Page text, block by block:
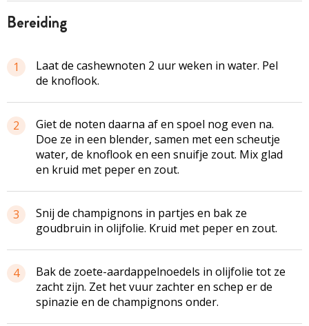
bereiding
1
Laat de cashewnoten 2 uur weken in water. Pel
de knoflook.
2
Giet de noten daarna af en spoel nog even na.
Doe ze in een blender, samen met een scheutje
water, de knoflook en een snuifje zout. Mix glad
en kruid met peper en zout.
3
Snij de champignons in partjes en bak ze
goudbruin in olijfolie. Kruid met peper en zout.
4
Bak de zoete-aardappelnoedels in olijfolie tot ze
zacht zijn. Zet het vuur zachter en schep er de
spinazie en de champignons onder.